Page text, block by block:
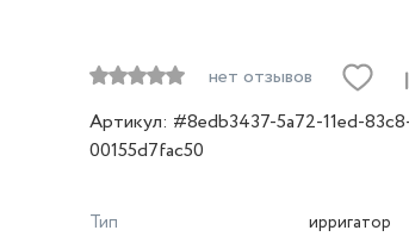
нет отзывов
Артикул: #8edb3437-5a72-11ed-
00155d7fac50
Тип
ирригатор